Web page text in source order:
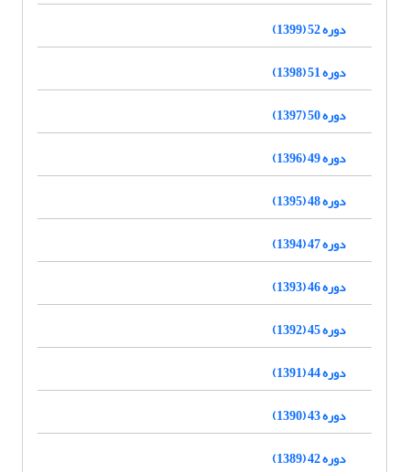
دوره 52 (1399)
دوره 51 (1398)
دوره 50 (1397)
دوره 49 (1396)
دوره 48 (1395)
دوره 47 (1394)
دوره 46 (1393)
دوره 45 (1392)
دوره 44 (1391)
دوره 43 (1390)
دوره 42 (1389)